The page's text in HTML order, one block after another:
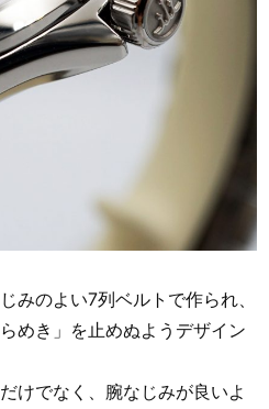
みのよい7列ベルトで作られ、
めき」を止めぬようデザイン
けでなく、腕なじみが良いよ